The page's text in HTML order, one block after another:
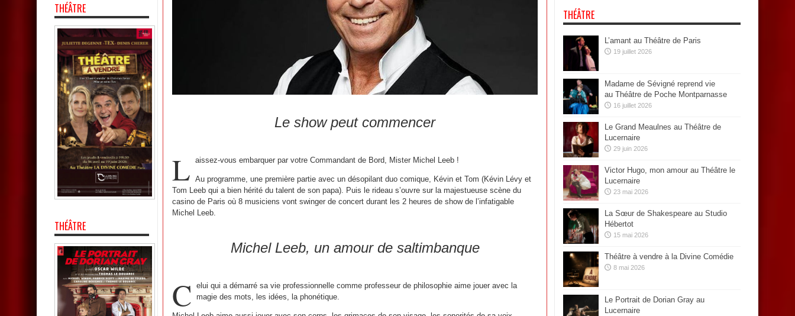
Le show peut commencer
L aissez-vous embarquer par votre Commandant de Bord, Mister Michel Leeb !
Au programme, une première partie avec un désopilant duo comique, Kévin et Tom (Kévin Lévy et
Tom Leeb qui a bien hérité du talent de son papa). Puis le rideau s’ouvre sur la majestueuse scène du
casino de Paris où 8 musiciens vont swinger de concert durant les 2 heures de show de l’infatigable
Michel Leeb.
Michel Leeb, un amour de saltimbanque
C elui qui a démarré sa vie professionnelle comme professeur de philosophie aime jouer avec la
magie des mots, les idées, la phonétique.
THÉÂTRE
THÉÂTRE
THÉÂTRE
L’amant au Théâtre de Paris
19 juillet 2026
Madame de Sévigné reprend vie
au Théâtre de Poche Montparnasse
16 juillet 2026
Le Grand Meaulnes au Théâtre de
Lucernaire
29 juin 2026
Victor Hugo, mon amour au Théâtre le
Lucernaire
23 mai 2026
La Sœur de Shakespeare au Studio
Hébertot
15 mai 2026
Théâtre à vendre à la Divine Comédie
8 mai 2026
Le Portrait de Dorian Gray au
Lucernaire